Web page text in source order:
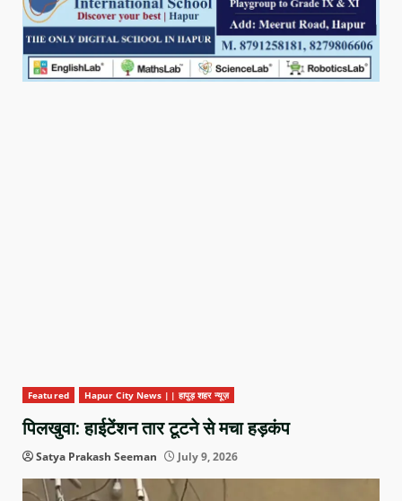
Featured Hapur City News || हापुड़ शहर न्यूज़
पिलखुवा: हाईटेंशन तार टूटने से मचा हड़कंप
Satya Prakash Seeman July 9, 2026